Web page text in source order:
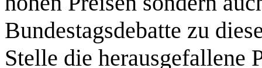
Bundestagsdebatte zu
Stelle die herausgefallene